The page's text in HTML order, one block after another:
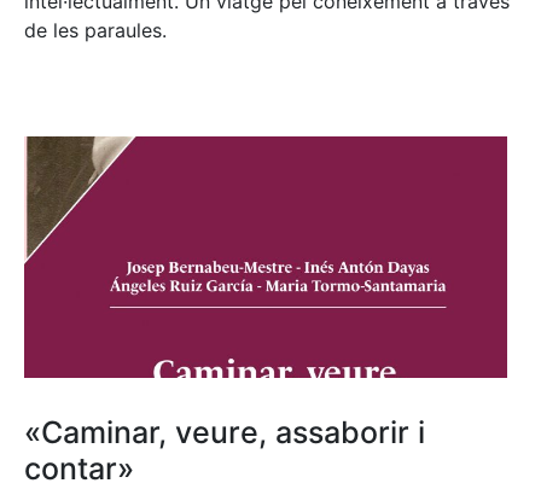
de les paraules.
«Caminar, veure, assaborir i
contar»